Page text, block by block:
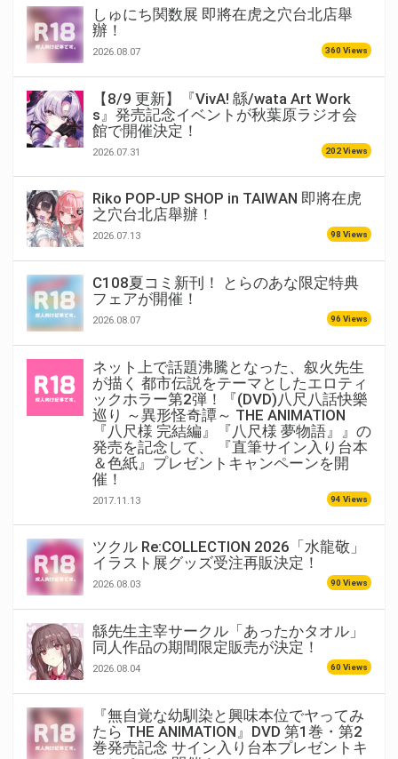
しゅにち関数展 即將在虎之穴台北店舉
辦！
2026.08.07 360 Views
【8/9 更新】『VivA! 緜/wata Art Work
s』発売記念イベントが秋葉原ラジオ会
館で開催決定！
2026.07.31 202 Views
Riko POP-UP SHOP in TAIWAN 即將在虎
之穴台北店舉辦！
2026.07.13 98 Views
C108夏コミ新刊！ とらのあな限定特典
フェアが開催！
2026.08.07 96 Views
ネット上で話題沸騰となった、叙火先生
が描く 都市伝説をテーマとしたエロティ
ックホラー第2弾！『(DVD)八尺八話快樂
巡り ～異形怪奇譚～ THE ANIMATION
『八尺様 完結編』『八尺様 夢物語』』の
発売を記念して、 『直筆サイン入り台本
＆色紙』プレゼントキャンペーンを開
催！
2017.11.13 94 Views
ツクル Re:COLLECTION 2026「水龍敬」
イラスト展グッズ受注再販決定！
2026.08.03 90 Views
緜先生主宰サークル「あったかタオル」
同人作品の期間限定販売が決定！
2026.08.04 60 Views
『無自覚な幼馴染と興味本位でヤってみ
たら THE ANIMATION』DVD 第1巻・第2
巻発売記念 サイン入り台本プレゼントキ